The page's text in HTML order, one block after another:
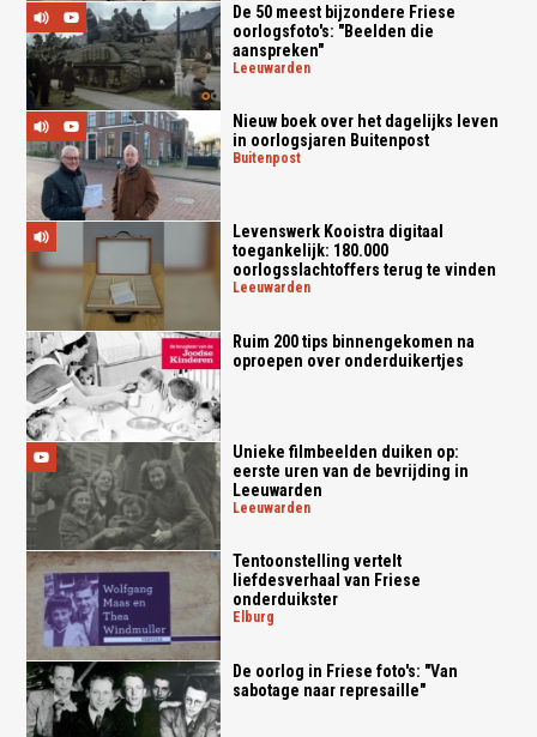
De 50 meest bijzondere Friese
oorlogsfoto's: "Beelden die
aanspreken"
leeuwarden
Nieuw boek over het dagelijks leven
in oorlogsjaren Buitenpost
buitenpost
Levenswerk Kooistra digitaal
toegankelijk: 180.000
oorlogsslachtoffers terug te vinden
leeuwarden
Ruim 200 tips binnengekomen na
oproepen over onderduikertjes
Unieke filmbeelden duiken op:
eerste uren van de bevrijding in
Leeuwarden
leeuwarden
Tentoonstelling vertelt
liefdesverhaal van Friese
onderduikster
elburg
De oorlog in Friese foto's: "Van
sabotage naar represaille"